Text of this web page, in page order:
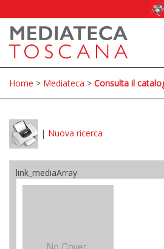
Home > Mediateca > Consulta il
| Nuova ricerca
link_mediaArray